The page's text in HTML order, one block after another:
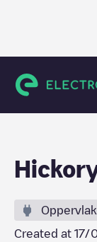
Denton
Oppervlak
Created at 17/